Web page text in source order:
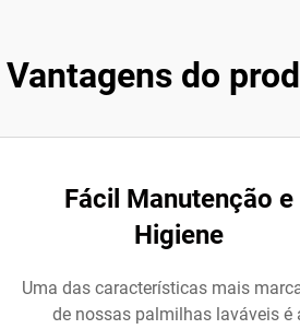
Vantagens do
Fácil Manutenção e
Higiene
Uma das características mais
de nossas palmilhas laváveis é